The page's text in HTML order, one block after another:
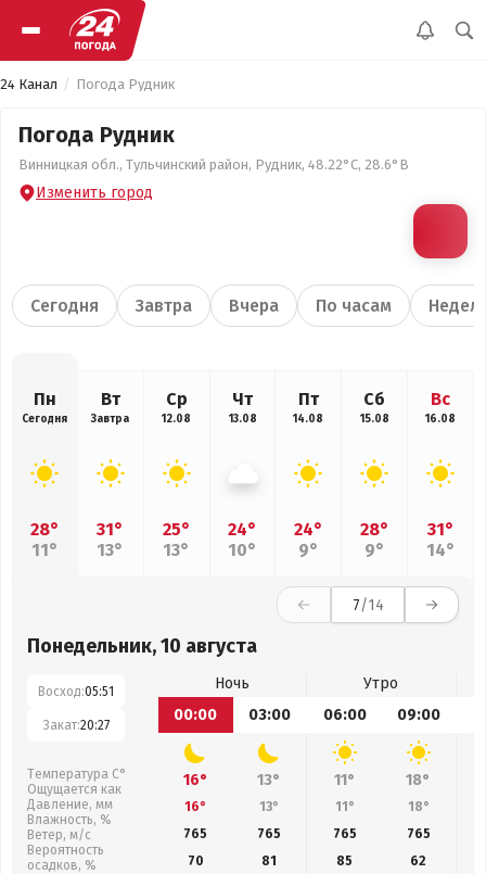
24 Канал Погода Рудник
Погода Рудник
Винницкая обл., Тульчинский район, Рудник, 48.22°С, 28.6°В
Изменить город
Сегодня Завтра Вчера По часам
Пн
Сегодня
28°
11°
Вт
Завтра
31°
13°
Ср
12.08
25°
13°
Чт
13.08
24°
10°
Пт
14.08
24°
9°
Сб
15.08
28°
9°
Вс
16.08
31°
14°
7/14
Понедельник, 10 августа
Восход:05:51
Закат:20:27
Температура С°
Ощущается как
Давление, мм
Влажность, %
Ветер, м/с
Вероятность
осадков, %
Ночь
Утро
00:00
03:00 06:00 09:00
16° 13° 11° 18°
16° 13° 11° 18°
765
765 765 765
70
81 85 62